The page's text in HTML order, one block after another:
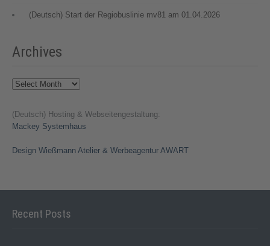
(Deutsch) Start der Regiobuslinie mv81 am 01.04.2026
Archives
Archives
(Deutsch) Hosting & Webseitengestaltung:
Mackey Systemhaus
Design Wießmann Atelier & Werbeagentur AWART
Recent Posts